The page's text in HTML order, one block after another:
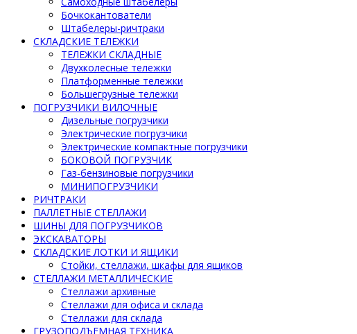
Бочкокантователи
Штабелеры-ричтраки
СКЛАДСКИЕ ТЕЛЕЖКИ
ТЕЛЕЖКИ СКЛАДНЫЕ
Двухколесные тележки
Платформенные тележки
Большегрузные тележки
ПОГРУЗЧИКИ ВИЛОЧНЫЕ
Дизельные погрузчики
Электрические погрузчики
Электрические компактные погрузчики
БОКОВОЙ ПОГРУЗЧИК
Газ-бензиновые погрузчики
МИНИПОГРУЗЧИКИ
РИЧТРАКИ
ПАЛЛЕТНЫЕ СТЕЛЛАЖИ
ШИНЫ ДЛЯ ПОГРУЗЧИКОВ
ЭКСКАВАТОРЫ
СКЛАДСКИЕ ЛОТКИ И ЯЩИКИ
Стойки, стеллажи, шкафы для ящиков
СТЕЛЛАЖИ МЕТАЛЛИЧЕСКИЕ
Стеллажи архивные
Стеллажи для офиса и склада
Стеллажи для склада
ГРУЗОПОДЪЕМНАЯ ТЕХНИКА